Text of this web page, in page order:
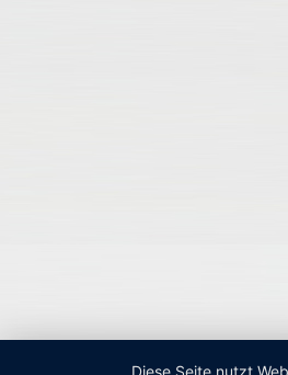
Diese Seite nutzt